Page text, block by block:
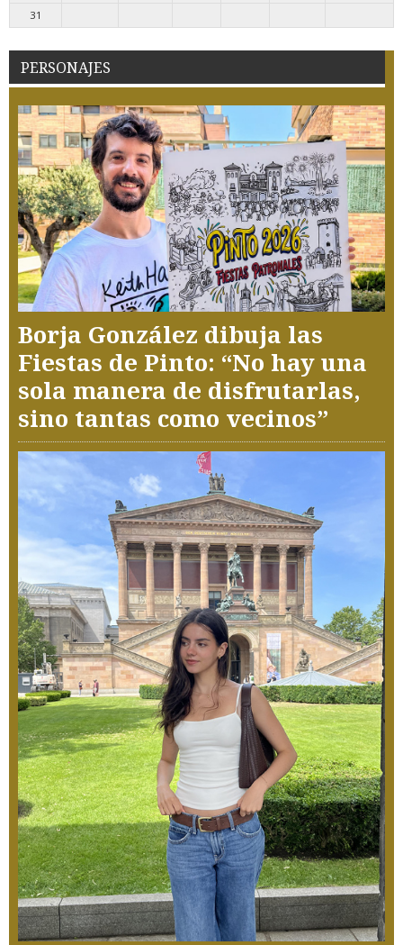
31
PERSONAJES
Borja González dibuja las
Fiestas de Pinto: “No hay una
sola manera de disfrutarlas,
sino tantas como vecinos”